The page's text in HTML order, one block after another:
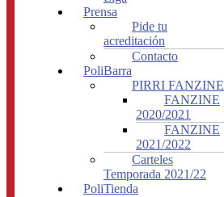
Prensa
Pide tu
acreditación
Contacto
PoliBarra
PIRRI FANZINE
FANZINE
2020/2021
FANZINE
2021/2022
Carteles
Temporada 2021/22
PoliTienda